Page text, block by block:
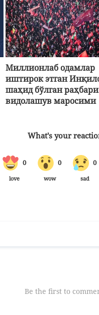
Миллионлаб одамлар
иштирок этган
шаҳид бўлган
видолашув маросими